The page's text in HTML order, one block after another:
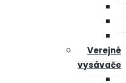
Verejné
vysávače